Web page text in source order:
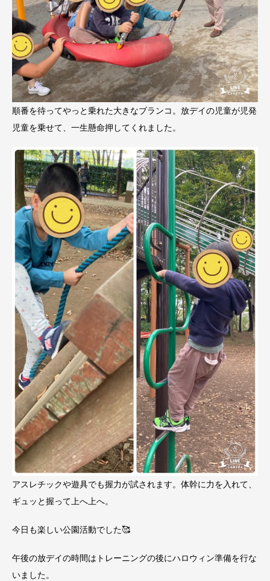
順番を待ってやっと乗れた大きなブランコ。放デイの児童が児発
児童を乗せて、一生懸命押してくれました。
アスレチックや遊具でも握力が試されます。体幹に力を入れて、
ギュッと握って上へ上へ。
今日も楽しい公園活動でした🥰
午後の放デイの時間はトレーニングの後にハロウィン準備を行な
いました。